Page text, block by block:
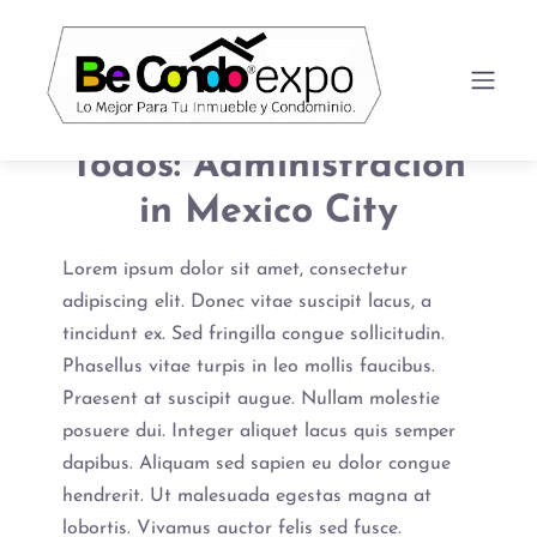
Todos: Administración
in Mexico City
Lorem ipsum dolor sit amet, consectetur
adipiscing elit. Donec vitae suscipit lacus, a
tincidunt ex. Sed fringilla congue sollicitudin.
Phasellus vitae turpis in leo mollis faucibus.
Praesent at suscipit augue. Nullam molestie
posuere dui. Integer aliquet lacus quis semper
dapibus. Aliquam sed sapien eu dolor congue
hendrerit. Ut malesuada egestas magna at
lobortis. Vivamus auctor felis sed fusce.